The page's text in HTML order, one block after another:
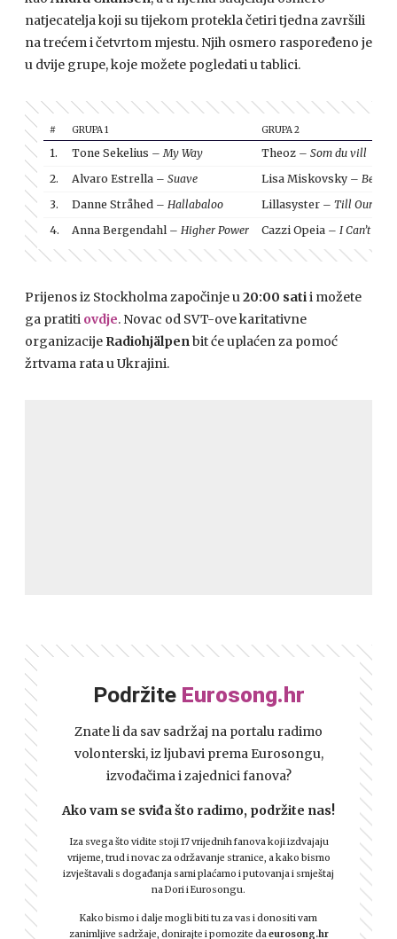
natjecatelja koji su tijekom protekla četiri tjedna završili
na trećem i četvrtom mjestu. Njih osmero raspoređeno je
u dvije grupe, koje možete pogledati u tablici.
# GRUPA 1 GRUPA 2
1. Tone Sekelius – My Way Theoz – Som du vill
2.
Alvaro Estrella – Suave Lisa Miskovsky – Best
3.
Danne Stråhed – Hallabaloo Lillasyster – Till Our
4.
Anna Bergendahl – Higher Power Cazzi Opeia – I Can’t Get
Prijenos iz Stockholma započinje u 20:00 satii možete
ga pratiti ovdje. Novac od SVT-ove karitativne
organizacije Radiohjälpen bit će uplaćen za pomoć
žrtvama rata u Ukrajini.
Podržite Eurosong.hr
Znate li da sav sadržaj na portalu radimo
volonterski, iz ljubavi prema Eurosongu,
izvođačima i zajednici fanova?
Ako vam se sviđa što radimo, podržite nas!
Iza svega što vidite stoji 17 vrijednih fanova koji izdvajaju
vrijeme, trud i novac za održavanje stranice, a kako bismo
izvještavali s događanja sami plaćamo i putovanja i smještaj
na Dori i Eurosongu.
Kako bismo i dalje mogli biti tu za vas i donositi vam
zanimljive sadržaje, donirajte i pomozite daeurosong.hr